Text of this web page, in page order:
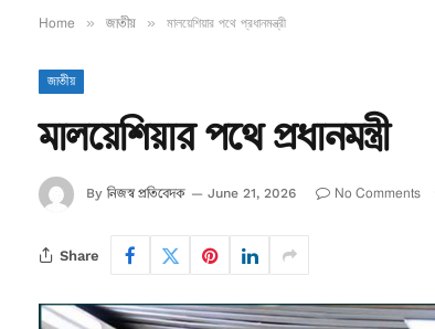
Home » জাতীয় » মালয়েশিয়ার পথে প্রধানমন্ত্রী
জাতীয়
মালয়েশিয়ার পথে প্রধানমন্ত্রী
By নিজস্ব প্রতিবেদক June 21, 2026 No Comments
Share